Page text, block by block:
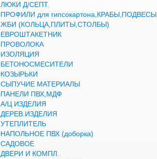
ЛЮКИ Д/СЕПТ.
ПРОФИЛИ для гипсокартона,КРАБЫ,ПОДВЕСЫ
ЖБИ (КОЛЬЦА,ПЛИТЫ,СТОЛБЫ)
ЕВРОШТАКЕТНИК
ПРОВОЛОКА
ИЗОЛЯЦИЯ
БЕТОНОСМЕСИТЕЛИ
КОЗЫРЬКИ
СЫПУЧИЕ МАТЕРИАЛЫ
ПАНЕЛИ ПВХ,МДФ
А/Ц ИЗДЕЛИЯ
ДЕРЕВ.ИЗДЕЛИЯ
УТЕПЛИТЕЛЬ
НАПОЛЬНОЕ ПВХ (доборка)
САДОВОЕ
ДВЕРИ И КОМПЛ.